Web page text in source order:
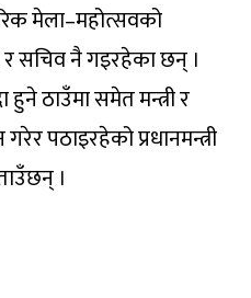
मेला–महोत्सवको
सचिव नै गइरहेका छन् ।
ठाउँमा समेत मन्त्री र
पठाइरहेको प्रधानमन्त्री
।